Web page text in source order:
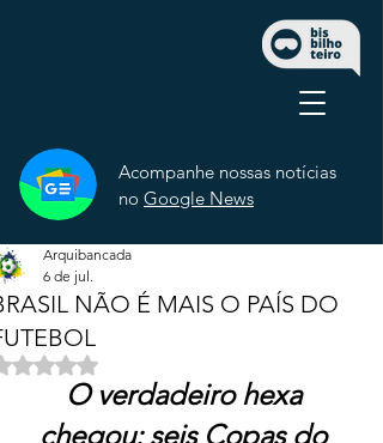
Acompanhe nossas notícias
no Google News
NÃO É MAIS O PAÍS DO
Arquibancada
6 de jul.
Avaliado com NaN de 5 estrelas.
O verdadeiro hexa
chegou: seis Copas do